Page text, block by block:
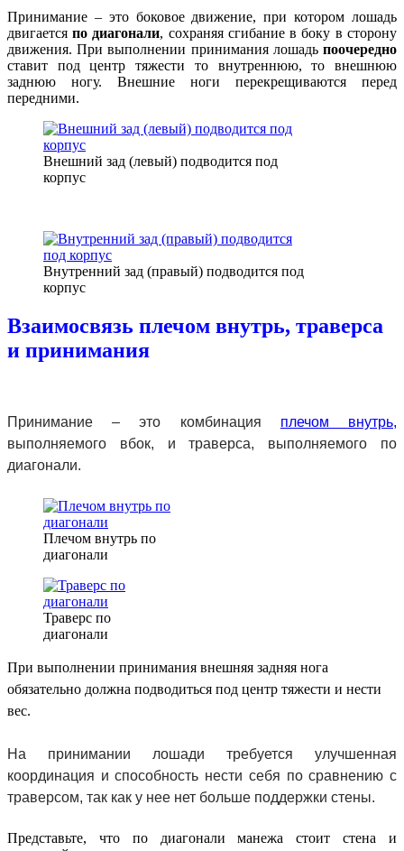
Принимание – это боковое движение, при котором лошадь
двигаетсяпо диагонали, сохраняя сгибание в боку в сторону
движения. При выполнении принимания лошадь поочередно
ставит под центр тяжести то внутреннюю, то внешнюю
заднюю ногу. Внешние ноги перекрещиваются перед
передними.
Внешний зад (левый) подводится под
корпус
Внутренний зад (правый) подводится под
корпус
Взаимосвязь плечом внутрь, траверса
и принимания
Принимание – это комбинация плечом внутрь,
выполняемого вбок, и траверса, выполняемого по
диагонали.
Плечом внутрь по
диагонали
Траверс по
диагонали
При выполнении принимания внешняя задняя нога
обязательно должна подводиться под центр тяжести и нести
вес.
На принимании лошади требуется улучшенная
координация и способность нести себя по сравнению с
траверсом, так как у нее нет больше поддержки стены.
Представьте, что по диагонали манежа стоит стена и